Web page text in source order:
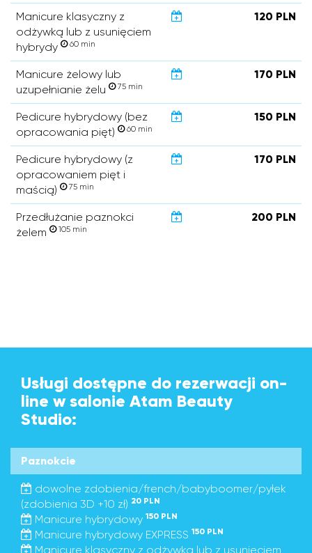
Manicure klasyczny z
odżywką lub z usunięciem
hybrydy
60 min
120 PLN
Manicure żelowy lub
uzupełnianie żelu
75 min
170 PLN
Pedicure hybrydowy (bez
opracowania pięt)
60 min
150 PLN
Pedicure hybrydowy (z
opracowaniem pięt i
maścią)
75 min
170 PLN
Przedłużanie paznokci
żelem
105 min
200 PLN
Usługi dostępne do rezerwacji on-
line w salonie Atam Beauty
Studio:
Paznokcie
dowolne zdobienia/french/babyboomer/pyłek
(zdobienia 3D +10 zł) 20 PLN
Manicure hybrydowy 150 PLN
Manicure hybrydowy EXPRESS 150 PLN
Manicure klasyczny z odżywką lub z usunięciem